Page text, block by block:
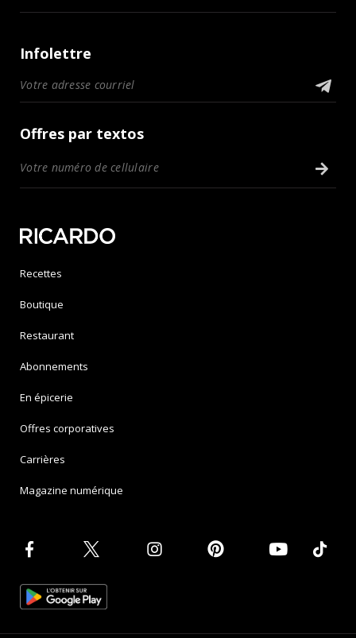
Infolettre
Offres par textos
Recettes
Boutique
Restaurant
Abonnements
En épicerie
Offres corporatives
Carrières
Magazine numérique